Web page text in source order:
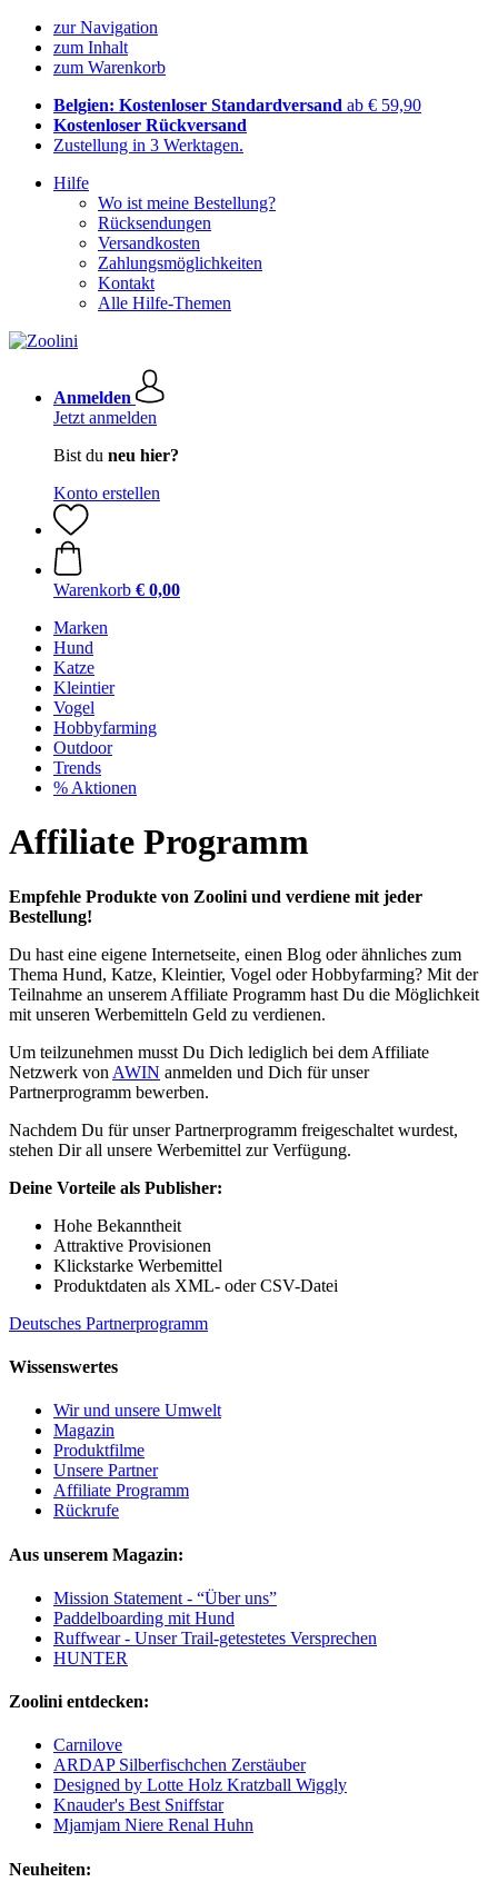
zur Navigation
zum Inhalt
zum Warenkorb
Belgien: Kostenloser Standardversand ab € 59,90
Kostenloser Rückversand
Zustellung in 3 Werktagen.
Hilfe
Wo ist meine Bestellung?
Rücksendungen
Versandkosten
Zahlungsmöglichkeiten
Kontakt
Alle Hilfe-Themen
Anmelden
Jetzt anmelden
Bist du neu hier?
Konto erstellen
Warenkorb € 0,00
Marken
Hund
Katze
Kleintier
Vogel
Hobbyfarming
Outdoor
Trends
% Aktionen
Affiliate Programm
Empfehle Produkte von Zoolini und verdiene mit jeder
Bestellung!
Du hast eine eigene Internetseite, einen Blog oder ähnliches zum
Thema Hund, Katze, Kleintier, Vogel oder Hobbyfarming? Mit der
Teilnahme an unserem Affiliate Programm hast Du die Möglichkeit
mit unseren Werbemitteln Geld zu verdienen.
Um teilzunehmen musst Du Dich lediglich bei dem Affiliate
Netzwerk von AWIN anmelden und Dich für unser
Partnerprogramm bewerben.
Nachdem Du für unser Partnerprogramm freigeschaltet wurdest,
stehen Dir all unsere Werbemittel zur Verfügung.
Deine Vorteile als Publisher:
Hohe Bekanntheit
Attraktive Provisionen
Klickstarke Werbemittel
Produktdaten als XML- oder CSV-Datei
Deutsches Partnerprogramm
Wissenswertes
Wir und unsere Umwelt
Magazin
Produktfilme
Unsere Partner
Affiliate Programm
Rückrufe
Aus unserem Magazin:
Mission Statement - “Über uns”
Paddelboarding mit Hund
Ruffwear - Unser Trail-getestetes Versprechen
HUNTER
Zoolini entdecken:
Carnilove
ARDAP Silberfischchen Zerstäuber
Designed by Lotte Holz Kratzball Wiggly
Knauder's Best Sniffstar
Mjamjam Niere Renal Huhn
Neuheiten: